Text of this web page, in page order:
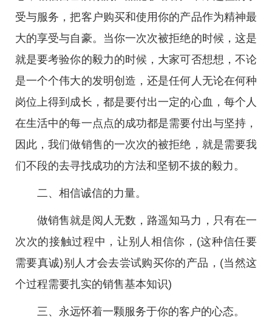
受与服务，把客户购买和使用你的产品作为精神最
大的享受与自豪。当你一次次被拒绝的时候，这是
就是要考验你的毅力的时候，大家可否想想，不论
是一个个伟大的发明创造，还是任何人无论在何种
岗位上得到成长，都是要付出一定的心血，每个人
在生活中的每一点点的成功都是需要付出与坚持，
因此，我们做销售的一次次的被拒绝，就是需要我
们不段的去寻找成功的方法和坚韧不拔的毅力。
二、相信诚信的力量。
做销售就是阅人无数，路遥知马力，只有在一
次次的接触过程中，让别人相信你，(这种信任要
需要真诚)别人才会去尝试购买你的产品，(当然这
个过程需要扎实的销售基本知识)
三、永远怀着一颗服务于你的客户的心态。